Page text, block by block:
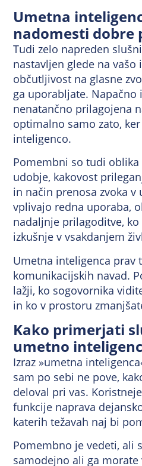
Umetna
nadomesti dobre
Tudi zelo napreden
nastavljen glede na vašo
občutljivost na glasne
ga uporabljate. Napačno
nenatančno prilagojena
optimalno samo zato,
inteligenco.
Pomembni so tudi oblika
udobje, kakovost
in način prenosa zvoka v
vplivajo redna uporaba,
nadaljnje prilagoditve,
izkušnje v vsakdanjem
Umetna inteligenca prav
komunikacijskih navad.
lažji, ko sogovornika
in ko v prostoru
Kako primerjati
umetno
Izraz »umetna
sam po sebi ne pove,
deloval pri vas.
funkcije naprava
katerih težavah naj bi
Pomembno je vedeti, ali
samodejno ali ga